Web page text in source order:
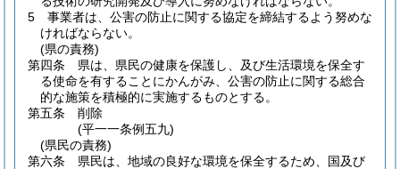
5
事業者は、公害の防止に関する協定を締結するよう努めな
ければならない。
(県の責務)
第四条
県は、県民の健康を保護し、及び生活環境を保全す
る使命を有することにかんがみ、公害の防止に関する総合
的な施策を積極的に実施するものとする。
第五条
削除
(平一一条例五九)
(県民の責務)
第六条
県民は、地域の良好な環境を保全するため、国及び